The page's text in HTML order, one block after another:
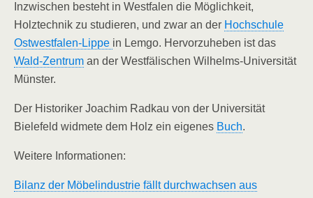
Inzwischen besteht in Westfalen die Möglichkeit,
Holztechnik zu studieren, und zwar an der Hochschule
Ostwestfalen-Lippe in Lemgo. Hervorzuheben ist das
Wald-Zentrum an der Westfälischen Wilhelms-Universität
Münster.
Der Historiker Joachim Radkau von der Universität
Bielefeld widmete dem Holz ein eigenes Buch.
Weitere Informationen:
Bilanz der Möbelindustrie fällt durchwachsen aus